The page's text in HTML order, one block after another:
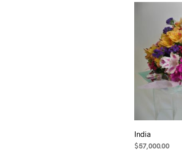
múltiples
variantes.
Las
opciones
se
pueden
página
India
$57,000.00